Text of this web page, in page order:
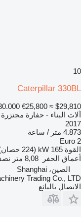
10
Caterpillar 330BL
€25,800 ≈ $29,810
آلات البناء - حفارة مجنزرة
2017
4.873 متر / ساعة
Euro 2
القوة 165 kW (224 حصان)
أعماق الحفر
8,08 متر
الصين، Shanghai
Trading Co., LTD
الاتصال بالبائع